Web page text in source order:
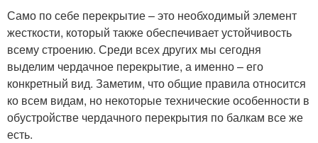
Само по себе перекрытие – это необходимый элемент
жесткости, который также обеспечивает устойчивость
всему строению. Среди всех других мы сегодня
выделим чердачное перекрытие, а именно – его
конкретный вид. Заметим, что общие правила относится
ко всем видам, но некоторые технические особенности в
обустройстве чердачного перекрытия по балкам все же
есть.